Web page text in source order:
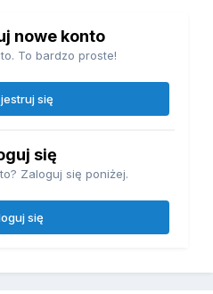
nowe konto
To bardzo proste!
się
się
Zaloguj się poniżej.
się